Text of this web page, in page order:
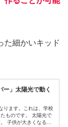
た細かいキッド
ー」太陽光で動く
ります。これは、学校
ものです。 太陽光で
子供が大きくなる頃